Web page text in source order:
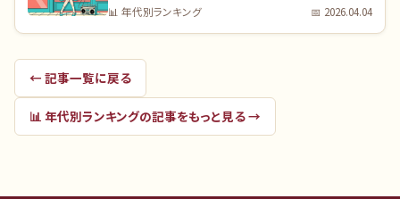
📊 年代別ランキング 📅 2026.04.04
← 記事一覧に戻る
📊 年代別ランキングの記事をもっと見る →